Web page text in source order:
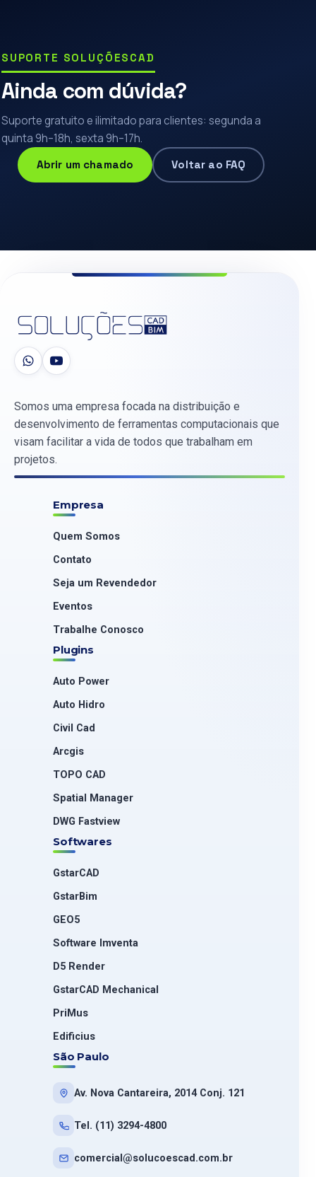
SUPORTE SOLUÇÕESCAD
Ainda com dúvida?
Suporte gratuito e ilimitado para clientes: segunda a
quinta 9h–18h, sexta 9h–17h.
Abrir um chamado Voltar ao FAQ
Somos uma empresa focada na distribuição e
desenvolvimento de ferramentas computacionais que
visam facilitar a vida de todos que trabalham em
projetos.
Empresa
Quem Somos
Contato
Seja um Revendedor
Eventos
Trabalhe Conosco
Plugins
Auto Power
Auto Hidro
Civil Cad
Arcgis
TOPO CAD
Spatial Manager
DWG Fastview
Softwares
GstarCAD
GstarBim
GEO5
Software Imventa
D5 Render
GstarCAD Mechanical
PriMus
Edificius
São Paulo
Av. Nova Cantareira, 2014 Conj. 121
Tel. (11) 3294-4800
comercial@solucoescad.com.br